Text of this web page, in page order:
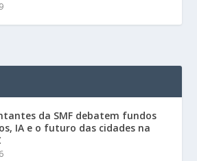
da SMF debatem fundos
IA e o futuro das cidades na